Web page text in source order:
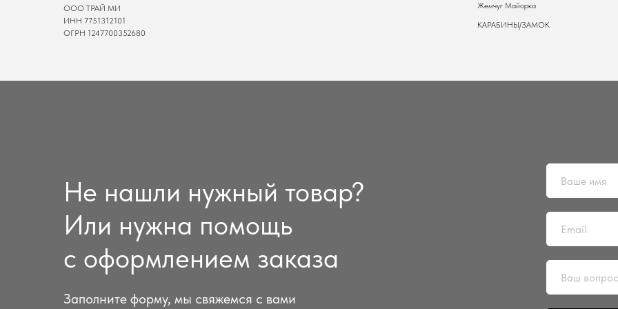
ООО ТРАЙ МИ
ИНН 7751312101
ОГРН 1247700352680
Жемчуг Майорка
КАРАБИНЫ/ЗАМОК
Не нашли нужный товар?
Или нужна помощь
с оформлением заказа
Заполните форму, мы свяжемся с вами